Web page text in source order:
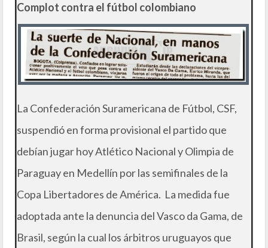
Complot contra el fútbol colombiano
La Confederación Suramericana de Fútbol, CSF,
suspendió en forma provisional el partido que
debían jugar hoy Atlético Nacional y Olimpia de
Paraguay en Medellín por las semifinales de la
Copa Libertadores de América. La medida fue
adoptada ante la denuncia del Vasco da Gama, de
Brasil, según la cual los árbitros uruguayos que